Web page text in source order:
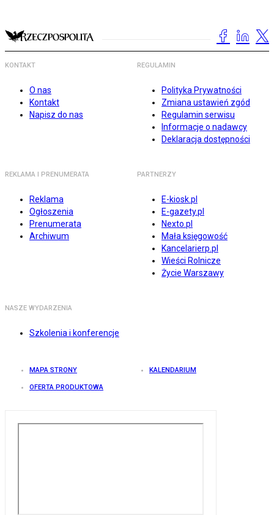
KONTAKT
O nas
Kontakt
Napisz do nas
REGULAMIN
Polityka Prywatności
Zmiana ustawień zgód
Regulamin serwisu
Informacje o nadawcy
Deklaracja dostępności
REKLAMA I PRENUMERATA
Reklama
Ogłoszenia
Prenumerata
Archiwum
PARTNERZY
E-kiosk.pl
E-gazety.pl
Nexto.pl
Mała księgowość
Kancelarierp.pl
Wieści Rolnicze
Życie Warszawy
NASZE WYDARZENIA
Szkolenia i konferencje
MAPA STRONY KALENDARIUM
OFERTA PRODUKTOWA